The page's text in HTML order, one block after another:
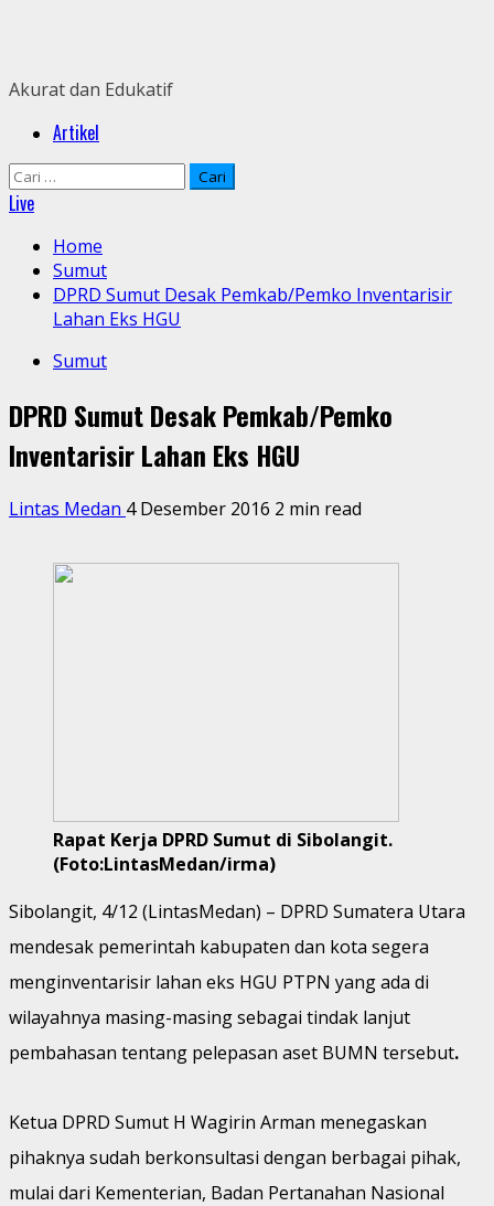
Akurat dan Edukatif
PrimaryArtikel
Cari
untuk:
Live
Home
Sumut
DPRD Sumut Desak Pemkab/Pemko Inventarisir
Lahan Eks HGU
Sumut
DPRD Sumut Desak Pemkab/Pemko
Inventarisir Lahan Eks HGU
Lintas Medan 4 Desember 2016 2 min read
Rapat Kerja DPRD Sumut di Sibolangit.
(Foto:LintasMedan/irma)
Sibolangit, 4/12 (LintasMedan) – DPRD Sumatera Utara
mendesak pemerintah kabupaten dan kota segera
menginventarisir lahan eks HGU PTPN yang ada di
wilayahnya masing-masing sebagai tindak lanjut
pembahasan tentang pelepasan aset BUMN tersebut.
Ketua DPRD Sumut H Wagirin Arman menegaskan
pihaknya sudah berkonsultasi dengan berbagai pihak,
mulai dari Kementerian, Badan Pertanahan Nasional